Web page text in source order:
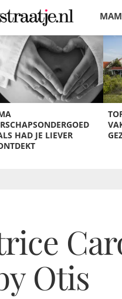
HAD JE LIEVER
Otis